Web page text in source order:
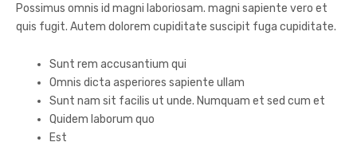
Possimus omnis id magni laboriosam. magni sapiente vero et
quis fugit. Autem dolorem cupiditate suscipit fuga cupiditate.
Sunt rem accusantium qui
Omnis dicta asperiores sapiente ullam
Sunt nam sit facilis ut unde. Numquam et sed cum et
Quidem laborum quo
Est